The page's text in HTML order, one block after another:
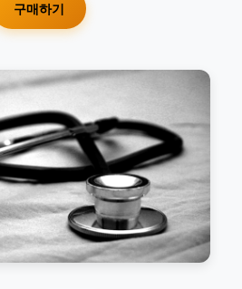
구매하기